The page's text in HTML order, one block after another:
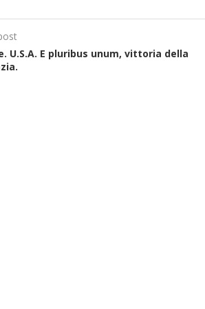
U.S.A. E pluribus unum, vittoria della